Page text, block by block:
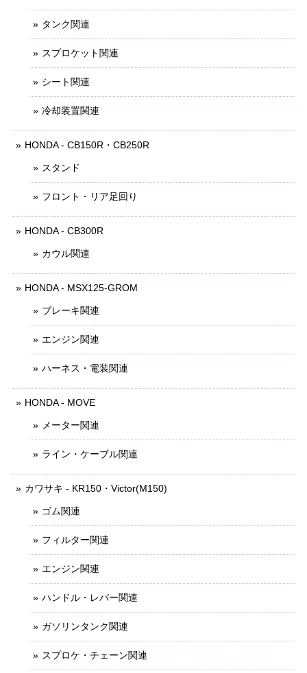
タンク関連
スプロケット関連
シート関連
冷却装置関連
HONDA - CB150R・CB250R
スタンド
フロント・リア足回り
HONDA - CB300R
カウル関連
HONDA - MSX125-GROM
ブレーキ関連
エンジン関連
ハーネス・電装関連
HONDA - MOVE
メーター関連
ライン・ケーブル関連
カワサキ - KR150・Victor(M150)
ゴム関連
フィルター関連
エンジン関連
ハンドル・レバー関連
ガソリンタンク関連
スプロケ・チェーン関連